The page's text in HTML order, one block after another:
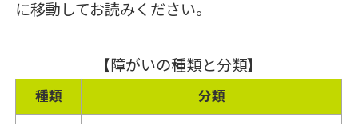
に移動してお読みください。
【障がいの種類と分類】
種類 分類